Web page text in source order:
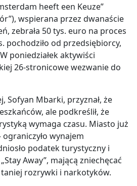
heeft een Keuze”
wspierana przez dwanaście
zebrała 50 tys. euro na proces
pochodziło od przedsiębiorcy,
poniedziałek aktywiści
26-stronicowe wezwanie do
Sofyan Mbarki, przyznał, że
ale podkreślił, że
wymaga czasu. Miasto już
wynajem
podatek turystyczny i
Away”, mającą zniechęcać
rozrywki i narkotyków.